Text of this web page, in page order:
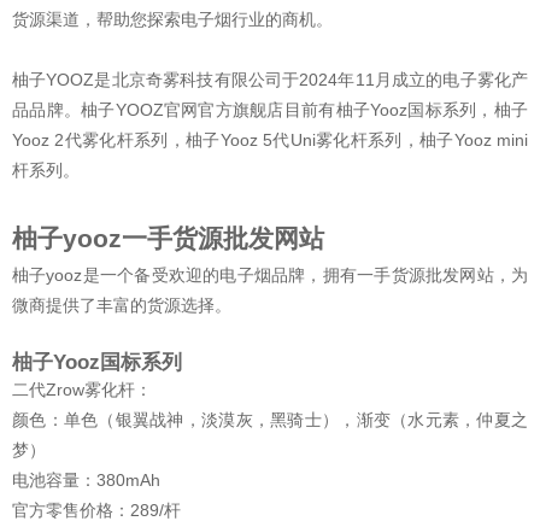
货源渠道，帮助您探索电子烟行业的商机。
柚子YOOZ是北京奇雾科技有限公司于2024年11月成立的电子雾化产
品品牌。柚子YOOZ官网官方旗舰店目前有柚子Yooz国标系列，柚子
Yooz 2代雾化杆系列，柚子Yooz 5代Uni雾化杆系列，柚子Yooz mini
杆系列。
柚子yooz一手货源批发网站
柚子yooz是一个备受欢迎的电子烟品牌，拥有一手货源批发网站，为
微商提供了丰富的货源选择。
柚子Yooz国标系列
二代Zrow雾化杆：
颜色：单色（银翼战神，淡漠灰，黑骑士），渐变（水元素，仲夏之
梦）
电池容量：380mAh
官方零售价格：289/杆